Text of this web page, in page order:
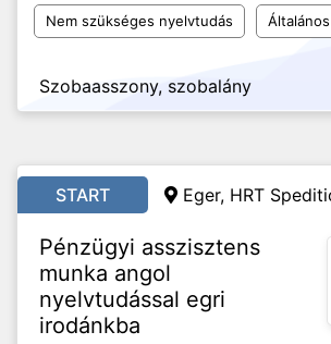
Nem szükséges nyelvtudás Általános
Szobaasszony, szobalány
START Eger, HRT
Pénzügyi asszisztens
munka angol
nyelvtudással egri
irodánkba